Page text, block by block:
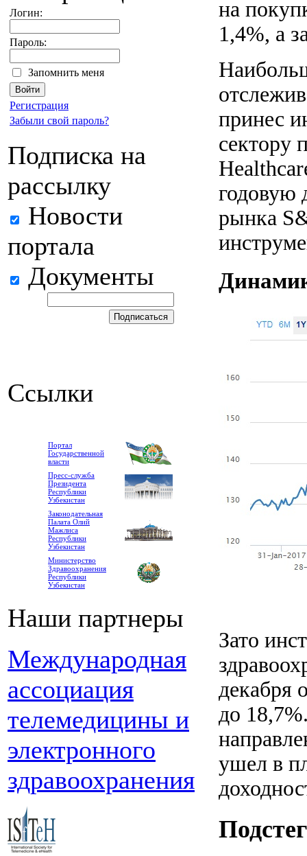
Логин:
Пароль:
Запомнить меня
Регистрация
Забыли свой пароль?
Подписка на
рассылку
Новости
портала
Документы
Ссылки
Портал
Государственной
власти
Пресс-служба
Президента
Республики
Узбекистан
Законодательная
Палата Олий
Мажлиса
Республики
Узбекистан
Министерство
Здравоохранения
Республики
Узбекистан
Наши партнеры
Международная
ассоциация
телемедицины и
электронного
здравоохранения
на
1,4%, а
принес
сектору
годовую
рынка
Зато
декабря
до
ушел в